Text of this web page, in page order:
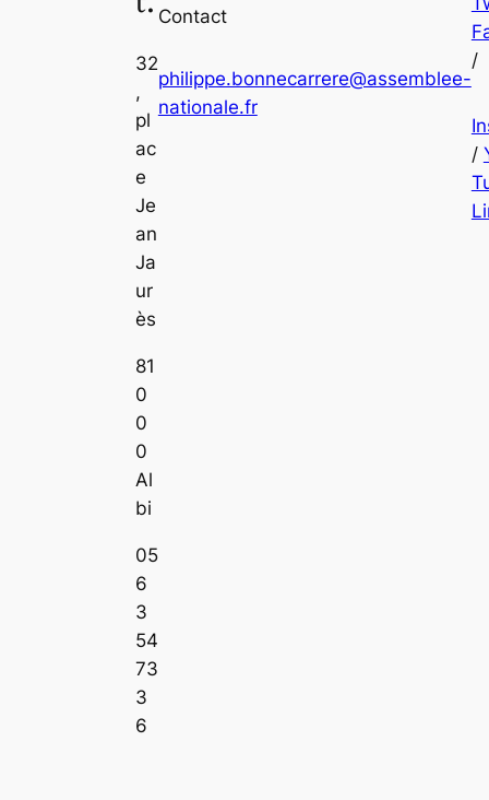
32
,
pl
ac
e
Je
an
Ja
ur
ès
81
0
0
0
Al
bi
05
6
3
54
73
3
6
Contact
philippe.bonnecarrere@assemblee-
nationale.fr
/
/